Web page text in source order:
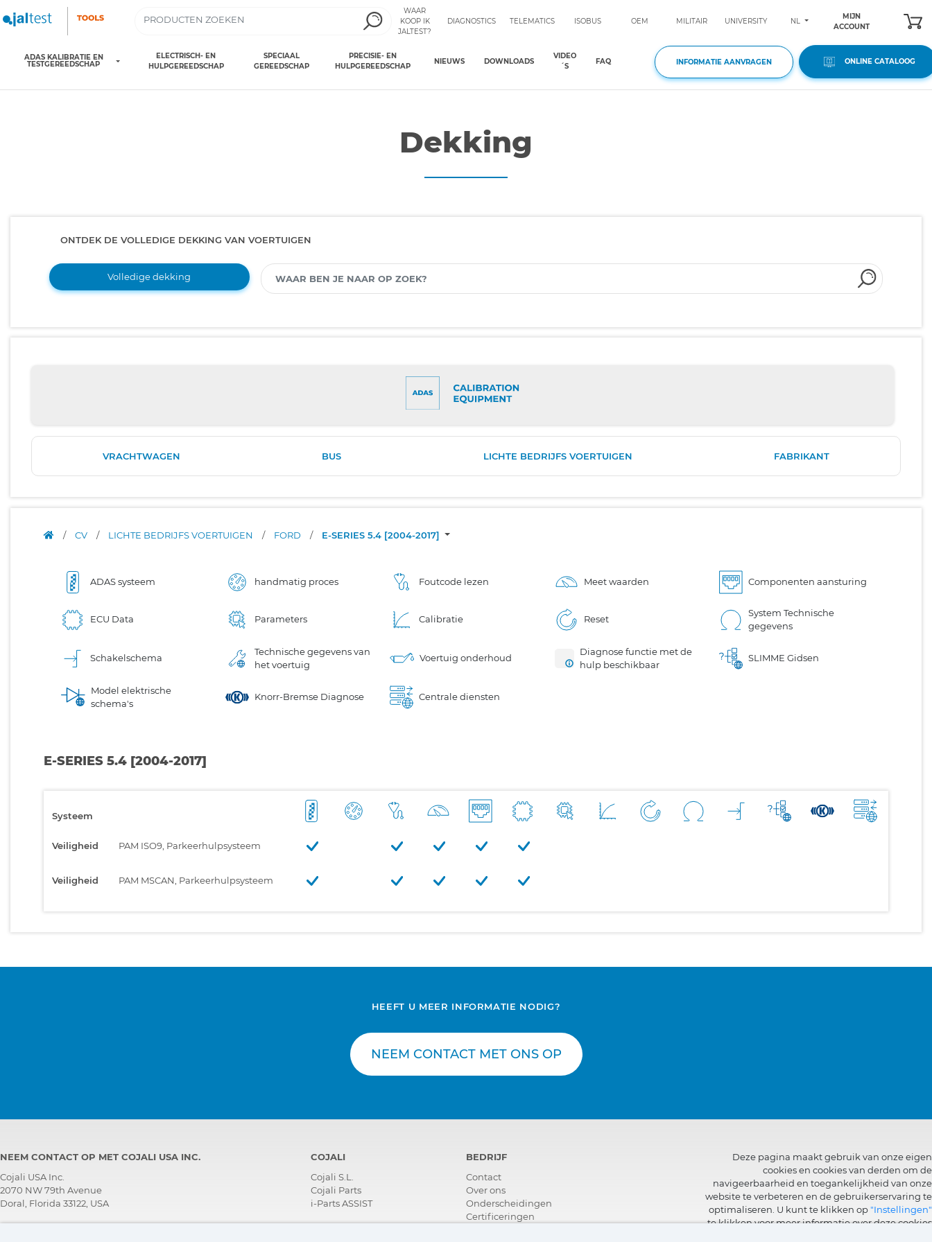
WAAR
KOOP IK
JALTEST?
DIAGNOSTICS TELEMATICS ISOBUS OEM MILITAIR UNIVERSITY NL
MIJN
ACCOUNT
ADAS KALIBRATIE EN
TESTGEREEDSCHAP
ELECTRISCH- EN
HULPGEREEDSCHAP
SPECIAAL
GEREEDSCHAP
PRECISIE- EN
HULPGEREEDSCHAP
NIEUWS DOWNLOADS
VIDEO
´S
FAQ INFORMATIE AANVRAGEN ONLINE CATALOOG
Dekking
ONTDEK DE VOLLEDIGE DEKKING VAN VOERTUIGEN
Volledige dekking
VRACHTWAGEN BUS LICHTE BEDRIJFS VOERTUIGEN FABRIKANT
/ CV / LICHTE BEDRIJFS VOERTUIGEN / FORD / E-SERIES 5.4 [2004-2017]
ADAS systeem handmatig proces Foutcode lezen Meet waarden Componenten aansturing
ECU Data Parameters Calibratie Reset
System Technische
gegevens
Schakelschema
Technische gegevens van
het voertuig
Voertuig onderhoud
Diagnose functie met de
hulp beschikbaar
SLIMME Gidsen
Model elektrische
schema's
Knorr-Bremse Diagnose Centrale diensten
E-SERIES 5.4 [2004-2017]
Systeem
Veiligheid PAM ISO9, Parkeerhulpsysteem
Veiligheid PAM MSCAN, Parkeerhulpsysteem
HEEFT U MEER INFORMATIE NODIG?
NEEM CONTACT MET ONS OP
NEEM CONTACT OP MET COJALI USA INC.
Cojali USA Inc.
2070 NW 79th Avenue
Doral, Florida 33122, USA
COJALI
Cojali S.L.
Cojali Parts
i-Parts ASSIST
BEDRIJF
Contact
Over ons
Onderscheidingen
Certificeringen
Deze pagina maakt gebruik van onze eigen
cookies en cookies van derden om de
navigeerbaarheid en toegankelijkheid van onze
website te verbeteren en de gebruikerservaring te
optimaliseren. U kunt te klikken op"Instellingen"
te klikken voor meer informatie over deze cookies